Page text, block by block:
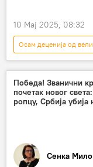
10 Мај 2025, 08:32
Осам деценија од
СВЕТ
Свет
Северна Кореја
Победа! Званични
почетак новог
ропцу, Србија убија
Сенка